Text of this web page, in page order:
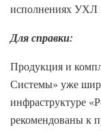
исполнениях
Для справки:
Продукция и
Системы» уже
инфраструктуре
рекомендованы к